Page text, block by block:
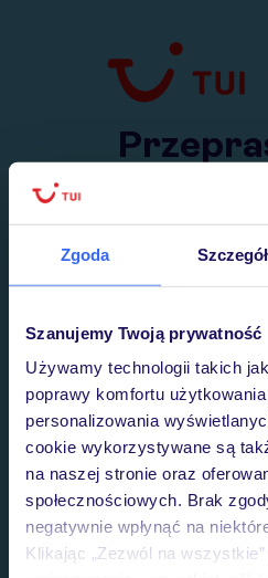
Zgoda
Szanujemy Twoją prywatność
Używamy technologii takich
poprawy komfortu
personalizowania
cookie wykorzystywane są
na naszej stronie oraz
społecznościowych. Brak
negatywnie wpłynąć na
Klikając „Zezwól na
Przejdź do TUI.pl
Wysłaliśmy nasz